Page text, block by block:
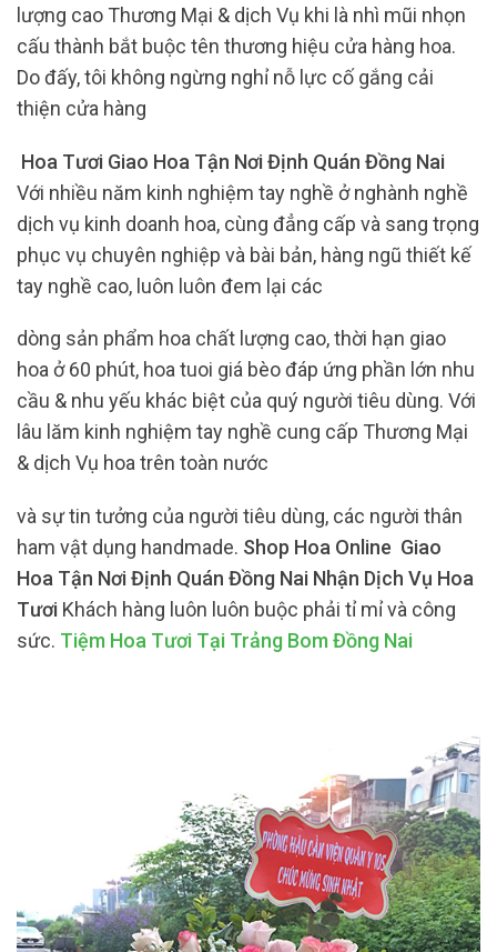
lượng cao Thương Mại & dịch Vụ khi là nhì mũi nhọn
cấu thành bắt buộc tên thương hiệu cửa hàng hoa.
Do đấy, tôi không ngừng nghỉ nỗ lực cố gắng cải
thiện cửa hàng
Hoa Tươi Giao Hoa Tận Nơi Định Quán Đồng Nai
Với nhiều năm kinh nghiệm tay nghề ở nghành nghề
dịch vụ kinh doanh hoa, cùng đẳng cấp và sang trọng
phục vụ chuyên nghiệp và bài bản, hàng ngũ thiết kế
tay nghề cao, luôn luôn đem lại các
dòng sản phẩm hoa chất lượng cao, thời hạn giao
hoa ở 60 phút, hoa tuoi giá bèo đáp ứng phần lớn nhu
cầu & nhu yếu khác biệt của quý người tiêu dùng. Với
lâu lăm kinh nghiệm tay nghề cung cấp Thương Mại
& dịch Vụ hoa trên toàn nước
và sự tin tưởng của người tiêu dùng, các người thân
ham vật dụng handmade. Shop Hoa Online Giao
Hoa Tận Nơi Định Quán Đồng Nai Nhận Dịch Vụ Hoa
Tươi Khách hàng luôn luôn buộc phải tỉ mỉ và công
sức. Tiệm Hoa Tươi Tại Trảng Bom Đồng Nai